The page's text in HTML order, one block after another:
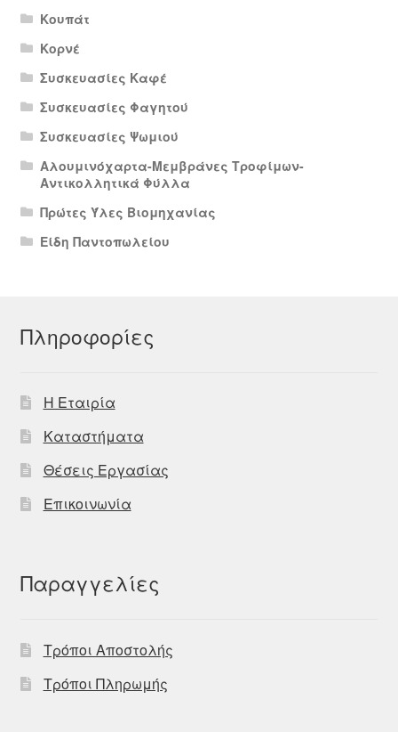
Κουπάτ
Κορνέ
Συσκευασίες Καφέ
Συσκευασίες Φαγητού
Συσκευασίες Ψωμιού
Αλουμινόχαρτα-Μεμβράνες Τροφίμων-
Αντικολλητικά Φύλλα
Πρώτες Ύλες Βιομηχανίας
Είδη Παντοπωλείου
Πληροφορίες
Η Εταιρία
Καταστήματα
Θέσεις Εργασίας
Επικοινωνία
Παραγγελίες
Τρόποι Αποστολής
Τρόποι Πληρωμής